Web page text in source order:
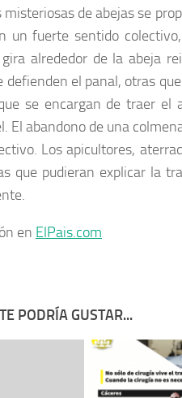
misteriosas de abejas se
un fuerte sentido
alrededor de la abeja
defienden el panal, otras
se encargan de traer
El abandono de una
Los apicultores,
que pudieran explicar la
en ElPais.com
PODRÍA GUSTAR...